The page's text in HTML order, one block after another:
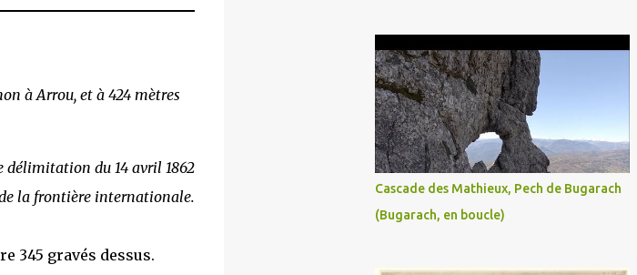
à Arrou, et à 424 mètres
du 14 avril 1862
la frontière internationale.
345 gravés dessus.
Cascade des Mathieux, Pech de Bugarach
(Bugarach, en boucle)